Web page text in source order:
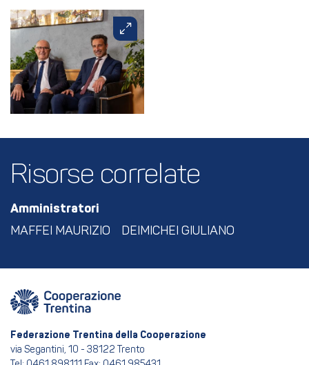
Risorse correlate
Amministratori
MAFFEI MAURIZIO DEIMICHEI GIULIANO
Federazione Trentina della Cooperazione
via Segantini, 10 - 38122 Trento